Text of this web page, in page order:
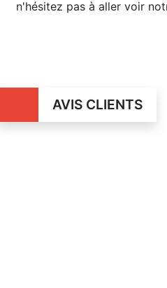
n'hésitez pas à aller voir
AVIS CLIENTS